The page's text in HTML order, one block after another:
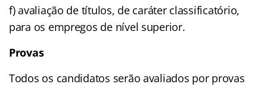
f) avaliação de títulos, de caráter classificatório,
para os empregos de nível superior.
Provas
Todos os candidatos serão avaliados por provas